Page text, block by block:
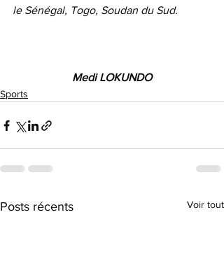
le Sénégal, Togo, Soudan du Sud.
Medi LOKUNDO
Sports
Posts récents Voir tout